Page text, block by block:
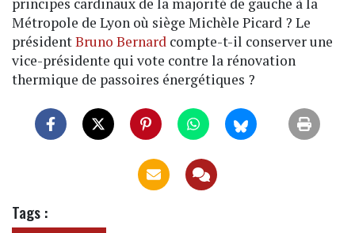
principes cardinaux de la majorité de gauche à la
Métropole de Lyon où siège Michèle Picard ? Le
présidentBruno Bernard compte-t-il conserver une
vice-présidente qui vote contre la rénovation
thermique de passoires énergétiques ?
Tags :